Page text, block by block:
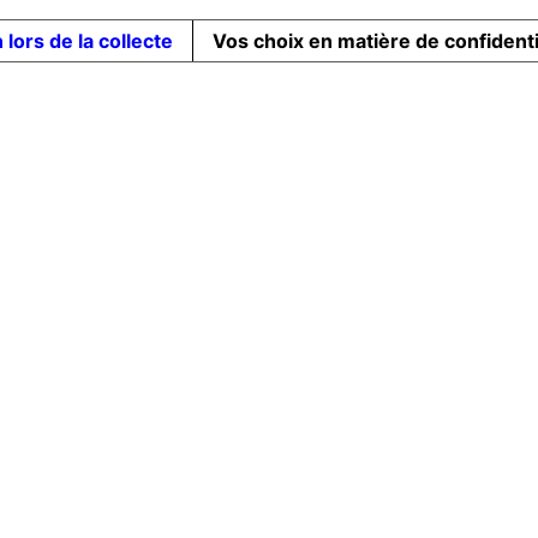
lors de la collecte Vos choix en matière de